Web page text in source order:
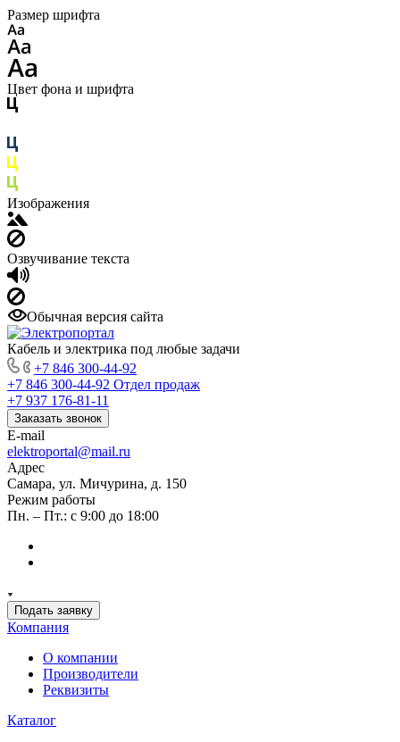
Размер шрифта
Цвет фона и шрифта
Изображения
Озвучивание текста
Обычная версия сайта
Кабель и электрика под любые задачи
+7 846 300-44-92
+7 846 300-44-92 Отдел продаж
+7 937 176-81-11
Заказать звонок
E-mail
elektroportal@mail.ru
Адрес
Самара, ул. Мичурина, д. 150
Режим работы
Пн. – Пт.: с 9:00 до 18:00
Подать заявку
Компания
О компании
Производители
Реквизиты
Каталог